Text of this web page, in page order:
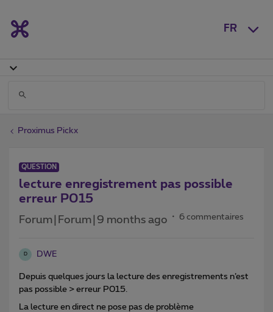
FR
Proximus Pickx
QUESTION
lecture enregistrement pas possible
erreur P015
Forum|Forum|9 months ago 6 commentaires
D DWE
Depuis quelques jours la lecture des enregistrements n’est
pas possible > erreur P015.
La lecture en direct ne pose pas de problème